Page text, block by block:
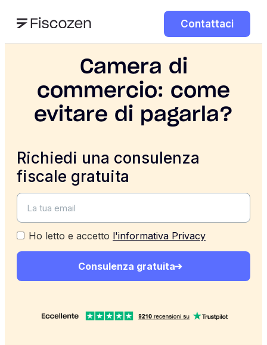
Contattaci
Camera di
commercio: come
evitare di pagarla?
Richiedi una consulenza
fiscale gratuita
Ho letto e accetto l'informativa Privacy
Consulenza gratuita